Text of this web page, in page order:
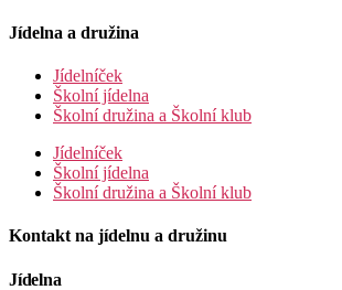
Jídelna a družina
Jídelníček
Školní jídelna
Školní družina a Školní klub
Jídelníček
Školní jídelna
Školní družina a Školní klub
Kontakt na jídelnu a družinu
Jídelna